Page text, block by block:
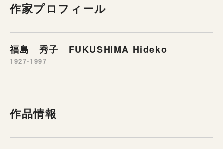
作家プロフィール
福島 秀子 FUKUSHIMA Hideko
1927-1997
作品情報